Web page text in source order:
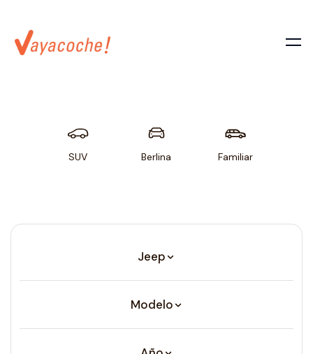
SUV Berlina Familiar
Jeep
Modelo